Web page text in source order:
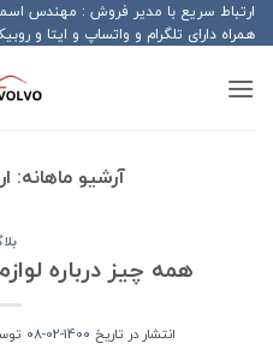
Skip
to
content
همراه دارای تلگرام و واتساپ و ایتا و
آرشیو ماهانه:
همه چیز درباره
انتشار در تاریخ 1400-02-08